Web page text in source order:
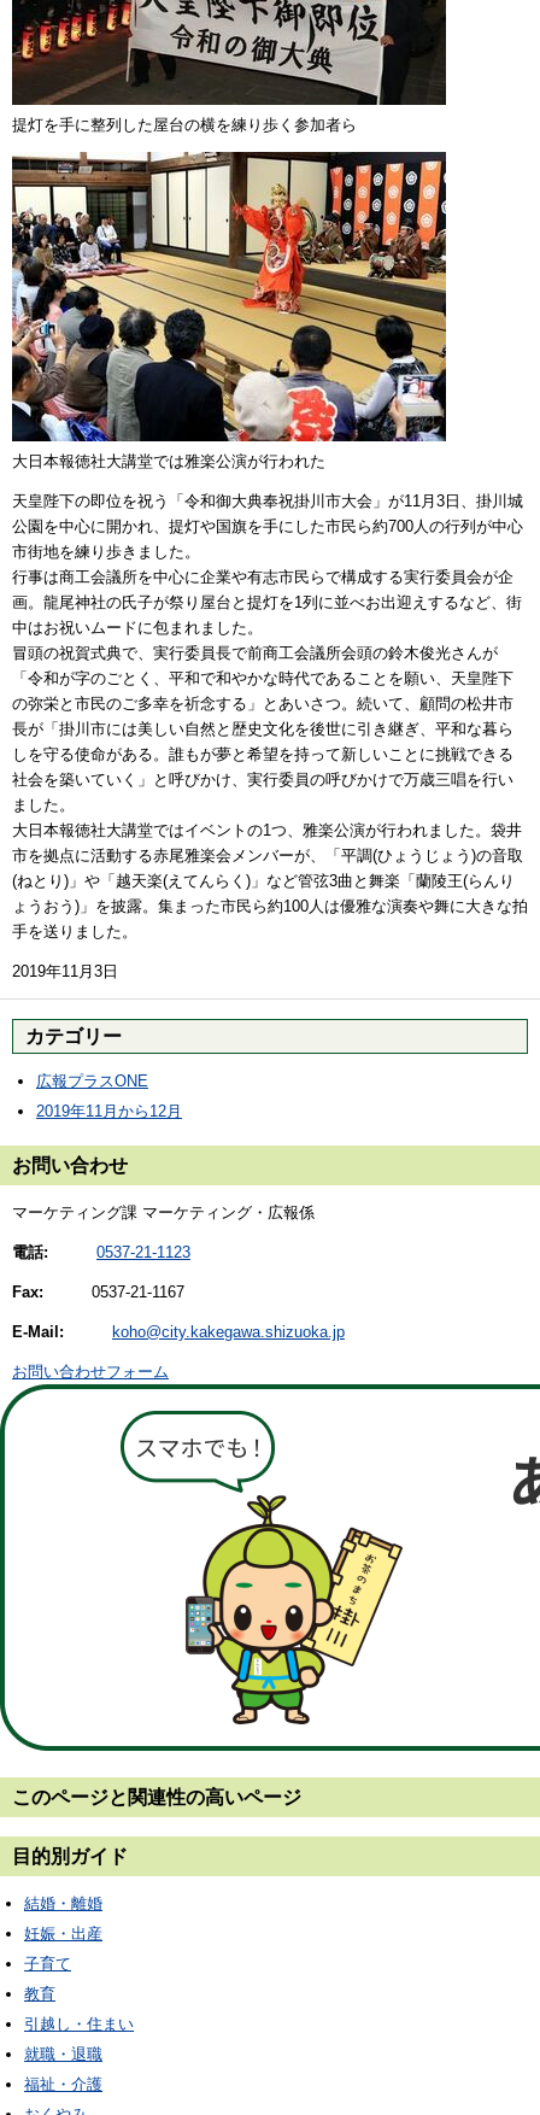
提灯を手に整列した屋台の横を練り歩く参加者ら
大日本報徳社大講堂では雅楽公演が行われた
天皇陛下の即位を祝う「令和御大典奉祝掛川市大会」が11月3日、掛川城
公園を中心に開かれ、提灯や国旗を手にした市民ら約700人の行列が中心
市街地を練り歩きました。
行事は商工会議所を中心に企業や有志市民らで構成する実行委員会が企
画。龍尾神社の氏子が祭り屋台と提灯を1列に並べお出迎えするなど、街
中はお祝いムードに包まれました。
冒頭の祝賀式典で、実行委員長で前商工会議所会頭の鈴木俊光さんが
「令和が字のごとく、平和で和やかな時代であることを願い、天皇陛下
の弥栄と市民のご多幸を祈念する」とあいさつ。続いて、顧問の松井市
長が「掛川市には美しい自然と歴史文化を後世に引き継ぎ、平和な暮ら
しを守る使命がある。誰もが夢と希望を持って新しいことに挑戦できる
社会を築いていく」と呼びかけ、実行委員の呼びかけで万歳三唱を行い
ました。
大日本報徳社大講堂ではイベントの1つ、雅楽公演が行われました。袋井
市を拠点に活動する赤尾雅楽会メンバーが、「平調(ひょうじょう)の音取
(ねとり)」や「越天楽(えてんらく)」など管弦3曲と舞楽「蘭陵王(らんり
ょうおう)」を披露。集まった市民ら約100人は優雅な演奏や舞に大きな拍
手を送りました。
2019年11月3日
カテゴリー
広報プラスONE
2019年11月から12月
お問い合わせ
マーケティング課 マーケティング・広報係
電話: 0537-21-1123
Fax: 0537-21-1167
E-Mail: koho@city.kakegawa.shizuoka.jp
お問い合わせフォーム
このページと 関連性の高いページ
目的別ガイド
結婚・離婚
妊娠・出産
子育て
教育
引越し・住まい
就職・退職
福祉・介護